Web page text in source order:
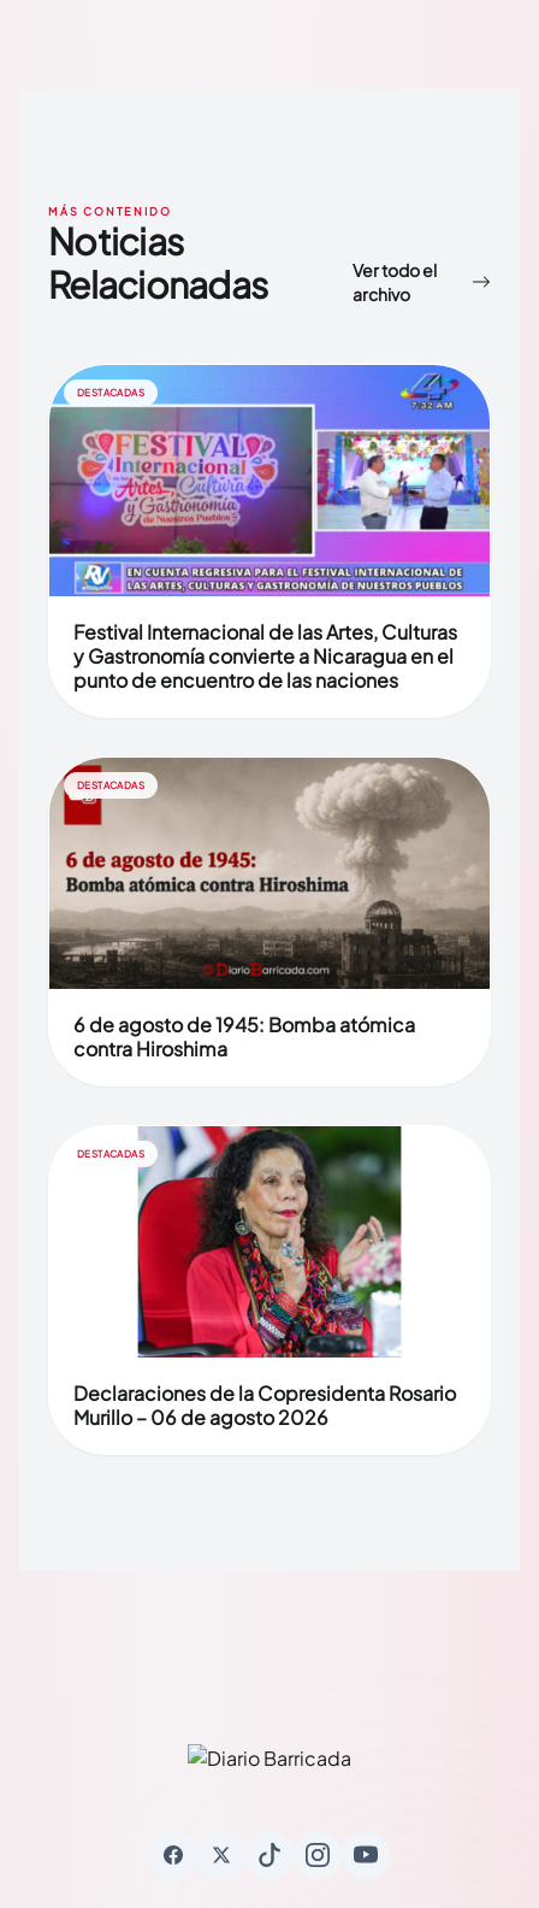
MÁS CONTENIDO
Noticias
Relacionadas
Ver todo el
archivo
DESTACADAS
Festival Internacional de las Artes, Culturas
y Gastronomía convierte a Nicaragua en el
punto de encuentro de las naciones
DESTACADAS
6 de agosto de 1945: Bomba atómica
contra Hiroshima
DESTACADAS
Declaraciones de la Copresidenta Rosario
Murillo – 06 de agosto 2026